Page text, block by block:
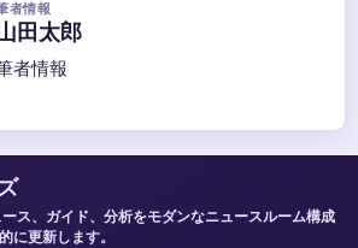
者情報
田太郎
者情報
ス、ガイド、分析をモダンなニュースルーム構成
に更新します。